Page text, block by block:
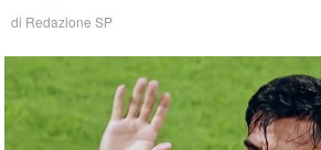
di Redazione SP